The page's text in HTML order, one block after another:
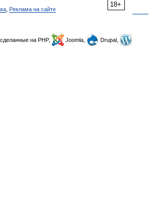
18+
Реклама на сайте
, сделанные на PHP, Joomla,
Drupal,